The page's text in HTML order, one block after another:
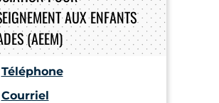
AUX ENFANTS
(AEEM)
Téléphone
Courriel